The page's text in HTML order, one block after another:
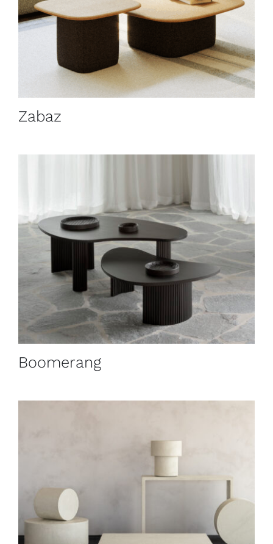
Zabaz
Boomerang